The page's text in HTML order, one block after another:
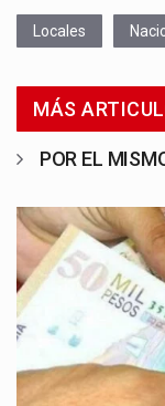
Locales
MÁS
POR EL